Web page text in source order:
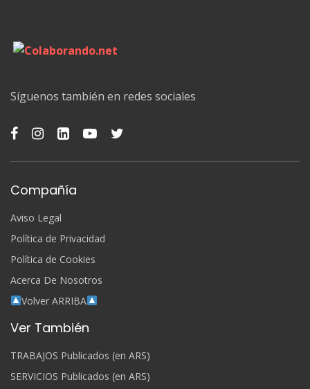
Síguenos también en redes sociales
Compañía
Aviso Legal
Política de Privacidad
Política de Cookies
Acerca De Nosotros
Volver ARRIBA
Ver También
TRABAJOS Publicados (en ARS)
SERVICIOS Publicados (en ARS)